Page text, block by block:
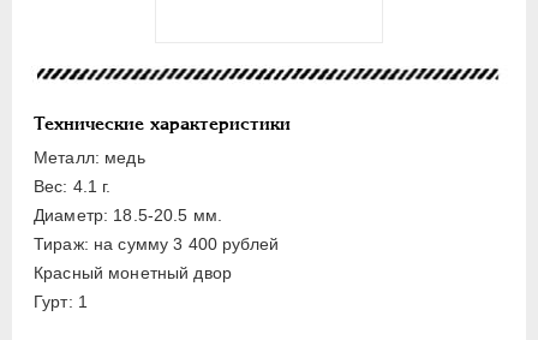
Технические характеристики
Металл: медь
Вес: 4.1 г.
Диаметр: 18.5-20.5 мм.
Тираж: на сумму 3 400 рублей
Красный монетный двор
Гурт: 1
Денга
Полушка
Пробные
Для Пруссии
Ливонезы
Монетовидные